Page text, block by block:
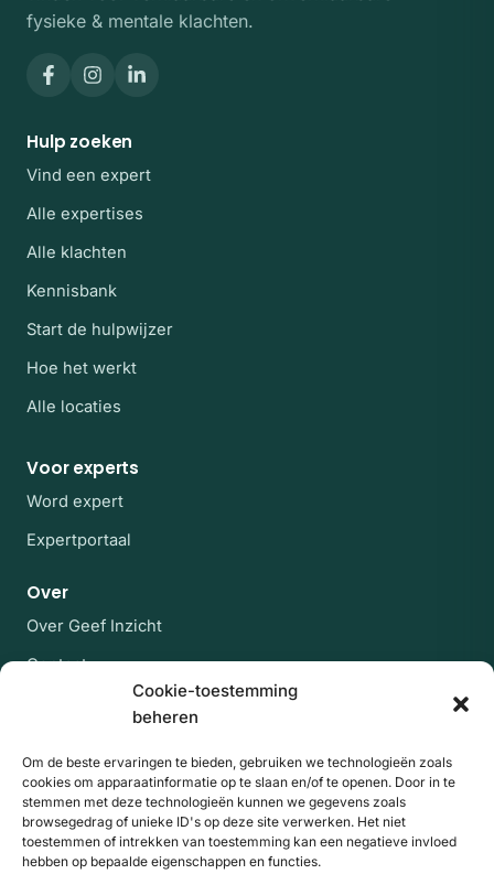
Cookie-toestemming
beheren
Om de beste ervaringen te bieden, gebruiken we technologieën zoals
cookies om apparaatinformatie op te slaan en/of te openen. Door in te
stemmen met deze technologieën kunnen we gegevens zoals
browsegedrag of unieke ID's op deze site verwerken. Het niet
toestemmen of intrekken van toestemming kan een negatieve invloed
hebben op bepaalde eigenschappen en functies.
fysieke & mentale klachten.
Hulp zoeken
Vind een expert
Alle expertises
Alle klachten
Kennisbank
Start de hulpwijzer
Hoe het werkt
Alle locaties
Voor experts
Word expert
Expertportaal
Over
Over Geef Inzicht
Contact
Veelgestelde vragen
Blijf op de hoogte
Af en toe een rustige mail met nieuwe experts en
artikelen uit de kennisbank. Geen spam, uitschrijven
kan altijd.
E-mailadres
Website